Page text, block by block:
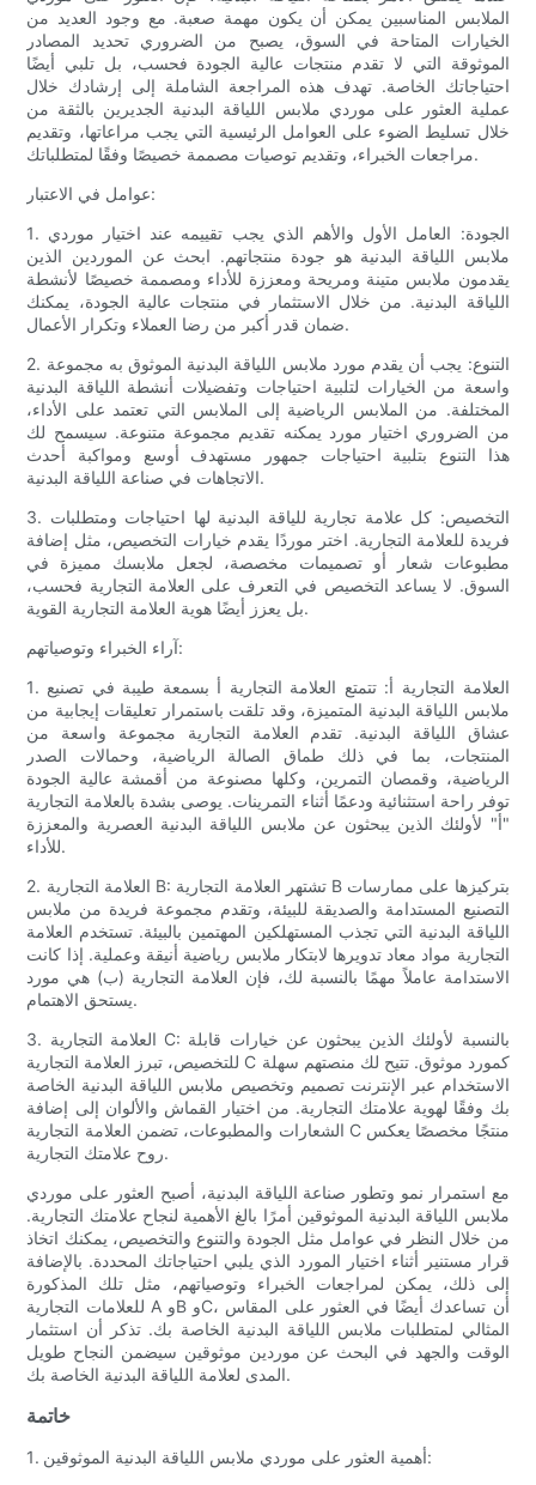
الملابس المناسبين يمكن أن يكون مهمة صعبة. مع وجود العديد من
الخيارات المتاحة في السوق، يصبح من الضروري تحديد المصادر
الموثوقة التي لا تقدم منتجات عالية الجودة فحسب، بل تلبي أيضًا
احتياجاتك الخاصة. تهدف هذه المراجعة الشاملة إلى إرشادك خلال
عملية العثور على موردي ملابس اللياقة البدنية الجديرين بالثقة من
خلال تسليط الضوء على العوامل الرئيسية التي يجب مراعاتها، وتقديم
مراجعات الخبراء، وتقديم توصيات مصممة خصيصًا وفقًا لمتطلباتك.
عوامل في الاعتبار:
1. الجودة: العامل الأول والأهم الذي يجب تقييمه عند اختيار موردي
ملابس اللياقة البدنية هو جودة منتجاتهم. ابحث عن الموردين الذين
يقدمون ملابس متينة ومريحة ومعززة للأداء ومصممة خصيصًا لأنشطة
اللياقة البدنية. من خلال الاستثمار في منتجات عالية الجودة، يمكنك
ضمان قدر أكبر من رضا العملاء وتكرار الأعمال.
2. التنوع: يجب أن يقدم مورد ملابس اللياقة البدنية الموثوق به مجموعة
واسعة من الخيارات لتلبية احتياجات وتفضيلات أنشطة اللياقة البدنية
المختلفة. من الملابس الرياضية إلى الملابس التي تعتمد على الأداء،
من الضروري اختيار مورد يمكنه تقديم مجموعة متنوعة. سيسمح لك
هذا التنوع بتلبية احتياجات جمهور مستهدف أوسع ومواكبة أحدث
الاتجاهات في صناعة اللياقة البدنية.
3. التخصيص: كل علامة تجارية للياقة البدنية لها احتياجات ومتطلبات
فريدة للعلامة التجارية. اختر موردًا يقدم خيارات التخصيص، مثل إضافة
مطبوعات شعار أو تصميمات مخصصة، لجعل ملابسك مميزة في
السوق. لا يساعد التخصيص في التعرف على العلامة التجارية فحسب،
بل يعزز أيضًا هوية العلامة التجارية القوية.
آراء الخبراء وتوصياتهم:
1. العلامة التجارية أ: تتمتع العلامة التجارية أ بسمعة طيبة في تصنيع
ملابس اللياقة البدنية المتميزة، وقد تلقت باستمرار تعليقات إيجابية من
عشاق اللياقة البدنية. تقدم العلامة التجارية مجموعة واسعة من
المنتجات، بما في ذلك طماق الصالة الرياضية، وحمالات الصدر
الرياضية، وقمصان التمرين، وكلها مصنوعة من أقمشة عالية الجودة
توفر راحة استثنائية ودعمًا أثناء التمرينات. يوصى بشدة بالعلامة التجارية
"أ" لأولئك الذين يبحثون عن ملابس اللياقة البدنية العصرية والمعززة
للأداء.
2. العلامة التجارية B: تشتهر العلامة التجارية B بتركيزها على ممارسات
التصنيع المستدامة والصديقة للبيئة، وتقدم مجموعة فريدة من ملابس
اللياقة البدنية التي تجذب المستهلكين المهتمين بالبيئة. تستخدم العلامة
التجارية مواد معاد تدويرها لابتكار ملابس رياضية أنيقة وعملية. إذا كانت
الاستدامة عاملاً مهمًا بالنسبة لك، فإن العلامة التجارية (ب) هي مورد
يستحق الاهتمام.
3. العلامة التجارية C: بالنسبة لأولئك الذين يبحثون عن خيارات قابلة
للتخصيص، تبرز العلامة التجارية C كمورد موثوق. تتيح لك منصتهم سهلة
الاستخدام عبر الإنترنت تصميم وتخصيص ملابس اللياقة البدنية الخاصة
بك وفقًا لهوية علامتك التجارية. من اختيار القماش والألوان إلى إضافة
الشعارات والمطبوعات، تضمن العلامة التجارية C منتجًا مخصصًا يعكس
روح علامتك التجارية.
مع استمرار نمو وتطور صناعة اللياقة البدنية، أصبح العثور على موردي
ملابس اللياقة البدنية الموثوقين أمرًا بالغ الأهمية لنجاح علامتك التجارية.
من خلال النظر في عوامل مثل الجودة والتنوع والتخصيص، يمكنك اتخاذ
قرار مستنير أثناء اختيار المورد الذي يلبي احتياجاتك المحددة. بالإضافة
إلى ذلك، يمكن لمراجعات الخبراء وتوصياتهم، مثل تلك المذكورة
للعلامات التجارية A وB وC، أن تساعدك أيضًا في العثور على المقاس
المثالي لمتطلبات ملابس اللياقة البدنية الخاصة بك. تذكر أن استثمار
الوقت والجهد في البحث عن موردين موثوقين سيضمن النجاح طويل
المدى لعلامة اللياقة البدنية الخاصة بك.
خاتمة
1. أهمية العثور على موردي ملابس اللياقة البدنية الموثوقين: